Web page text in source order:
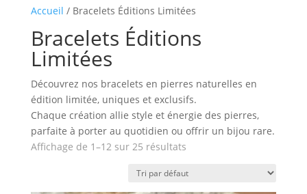
Accueil / Bracelets Éditions Limitées
Bracelets Éditions
Limitées
Découvrez nos bracelets en pierres naturelles en
édition limitée, uniques et exclusifs.
Chaque création allie style et énergie des pierres,
parfaite à porter au quotidien ou offrir un bijou rare.
Affichage de 1–12 sur 25 résultats